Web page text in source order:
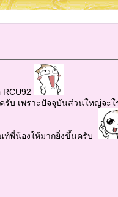
รับ เพราะปัจจุบันส่วนใหญ่จะ
ท์พี่น้องให้มากยิ่งขึ้นครับ